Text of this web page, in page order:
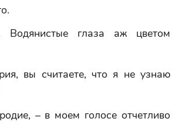
глаза аж цветом
вы считаете, что я не узнаю
– в моем голосе отчетливо